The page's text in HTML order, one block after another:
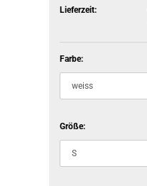
Lieferzeit:
Farbe:
Größe: